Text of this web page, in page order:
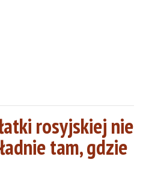
rosyjskiej nie
tam, gdzie